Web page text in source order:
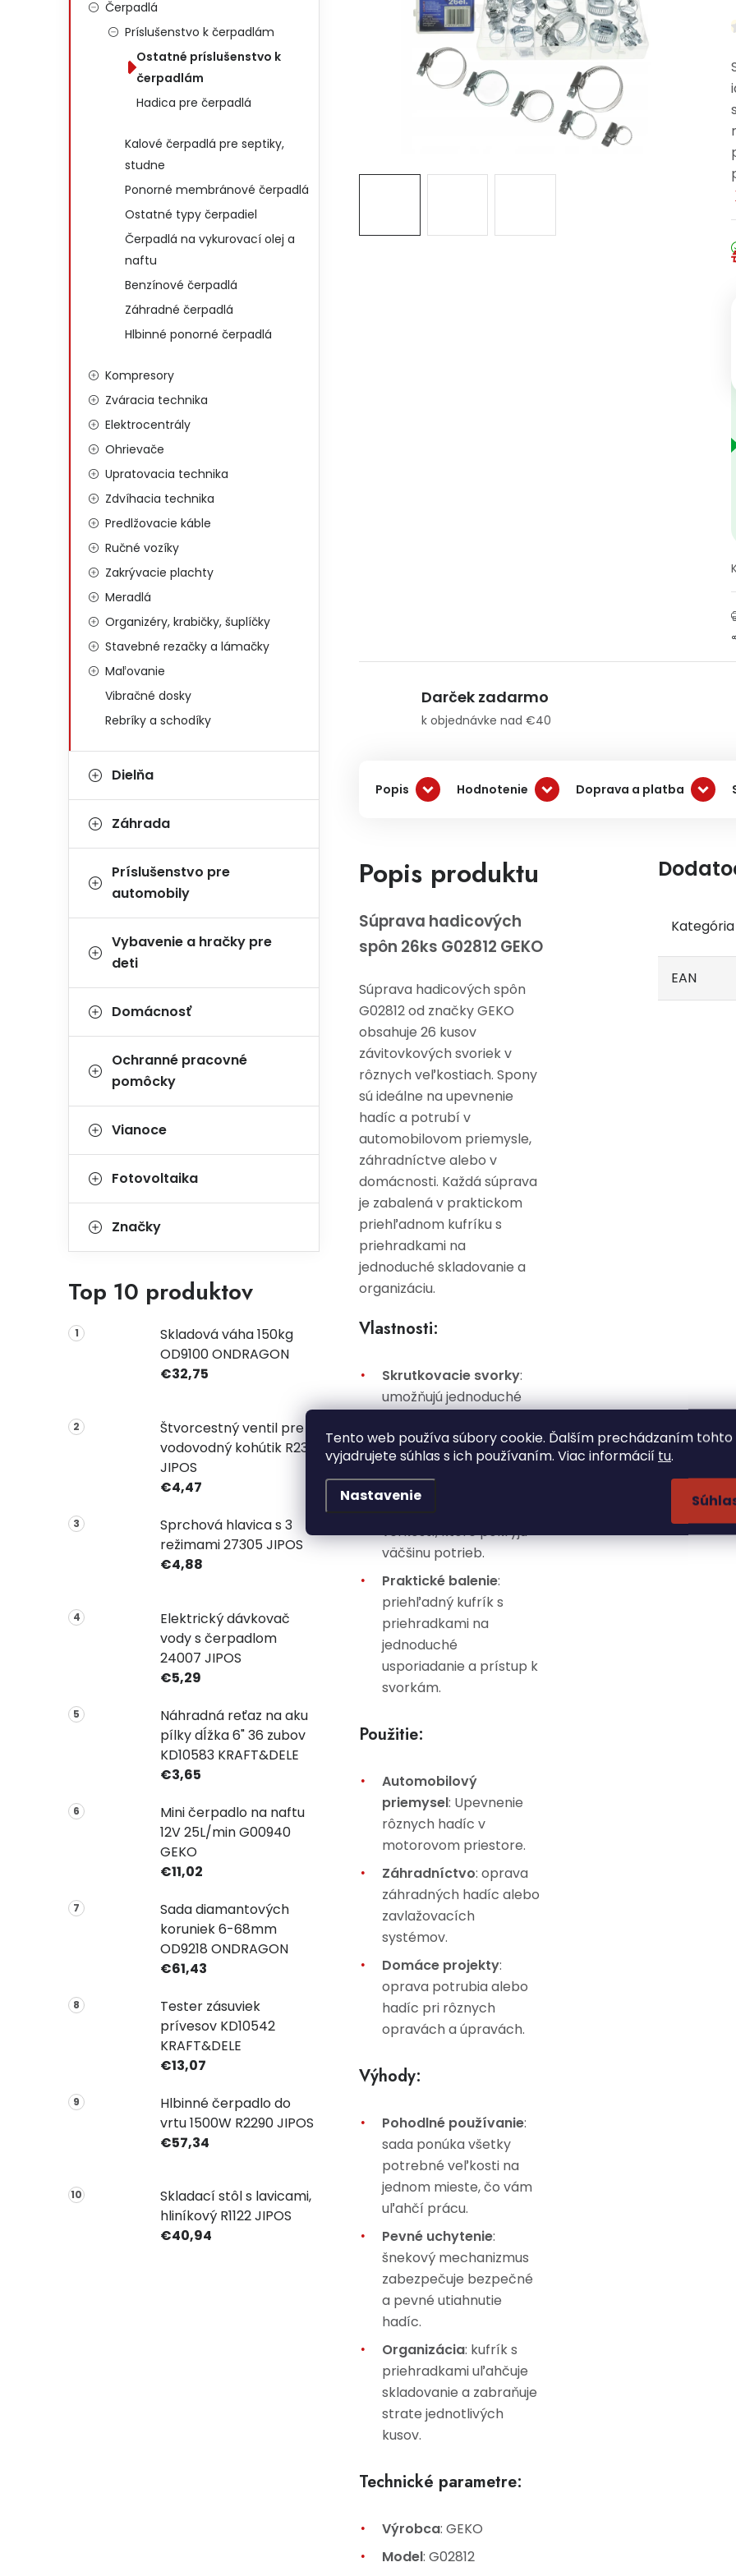
Tento web používa súbory cookie. Ďalším prechádzaním tohto
vyjadrujete súhlas s ich používaním. Viac informácií tu.
Nastavenie
Čerpadlá
Príslušenstvo k čerpadlám
Ostatné príslušenstvo k
čerpadlám
Hadica pre čerpadlá
Kalové čerpadlá pre septiky,
studne
Ponorné membránové čerpadlá
Ostatné typy čerpadiel
Čerpadlá na vykurovací olej a
naftu
Benzínové čerpadlá
Záhradné čerpadlá
Hlbinné ponorné čerpadlá
Kompresory
Zváracia technika
Elektrocentrály
Ohrievače
Upratovacia technika
Zdvíhacia technika
Predlžovacie káble
Ručné vozíky
Zakrývacie plachty
Meradlá
Organizéry, krabičky, šuplíčky
Stavebné rezačky a lámačky
Maľovanie
Vibračné dosky
Rebríky a schodíky
Dielňa
Záhrada
Príslušenstvo pre
automobily
Vybavenie a hračky pre
deti
Domácnosť
Ochranné pracovné
pomôcky
Vianoce
Fotovoltaika
Značky
Top 10 produktov
Skladová váha 150kg
OD9100 ONDRAGON
€32,75
Štvorcestný ventil pre
vodovodný kohútik R2331
JIPOS
€4,47
Sprchová hlavica s 3
režimami 27305 JIPOS
€4,88
Elektrický dávkovač
vody s čerpadlom
24007 JIPOS
€5,29
Náhradná reťaz na aku
pílky dĺžka 6" 36 zubov
KD10583 KRAFT&DELE
€3,65
Mini čerpadlo na naftu
12V 25L/min G00940
GEKO
€11,02
Sada diamantových
koruniek 6-68mm
OD9218 ONDRAGON
€61,43
Tester zásuviek
prívesov KD10542
KRAFT&DELE
€13,07
Hlbinné čerpadlo do
vrtu 1500W R2290 JIPOS
€57,34
Skladací stôl s lavicami,
hliníkový R1122 JIPOS
€40,94
Darček zadarmo
k objednávke nad €40
Popis Hodnotenie Doprava a platba
Popis produktu
Súprava hadicových
spôn 26ks G02812 GEKO
Súprava hadicových spôn
G02812 od značky GEKO
obsahuje 26 kusov
závitovkových svoriek v
rôznych veľkostiach. Spony
sú ideálne na upevnenie
hadíc a potrubí v
automobilovom priemysle,
záhradníctve alebo v
domácnosti. Každá súprava
je zabalená v praktickom
priehľadnom kufríku s
priehradkami na
jednoduché skladovanie a
organizáciu.
Vlastnosti:
Skrutkovacie svorky:
umožňujú jednoduché
upevnenie hadíc a
potrubí.
Rôzne veľkosti
veľkostí, ktoré pokryjú
väčšinu potrieb.
Praktické balenie:
priehľadný kufrík s
priehradkami na
jednoduché
usporiadanie a prístup k
svorkám.
Použitie:
Automobilový
priemysel: Upevnenie
rôznych hadíc v
motorovom priestore.
Záhradníctvo: oprava
záhradných hadíc alebo
zavlažovacích
systémov.
Domáce projekty:
oprava potrubia alebo
hadíc pri rôznych
opravách a úpravách.
Výhody:
Pohodlné používanie:
sada ponúka všetky
potrebné veľkosti na
jednom mieste, čo vám
uľahčí prácu.
Pevné uchytenie:
šnekový mechanizmus
zabezpečuje bezpečné
a pevné utiahnutie
hadíc.
Organizácia: kufrík s
priehradkami uľahčuje
skladovanie a zabraňuje
strate jednotlivých
kusov.
Technické parametre:
Výrobca: GEKO
Model: G02812
Kategória
EAN